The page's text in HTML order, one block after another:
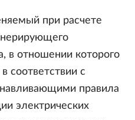
при расчете
в отношении которого
соответствии с
правила
электрических